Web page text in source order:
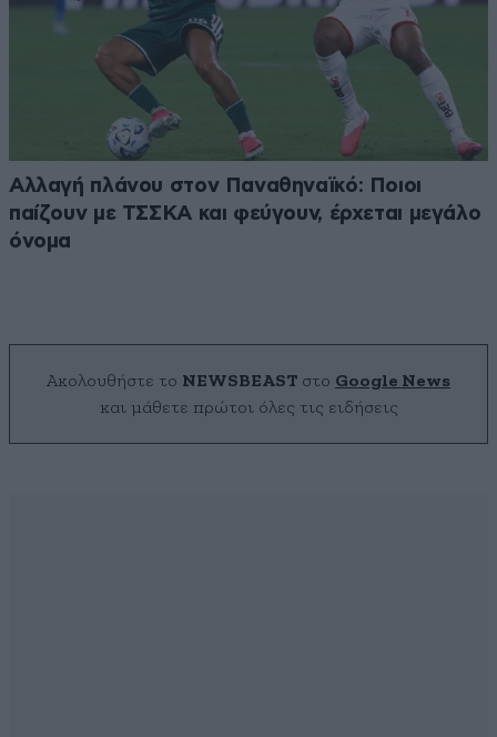
Αλλαγή πλάνου στον Παναθηναϊκό: Ποιοι
παίζουν με ΤΣΣΚΑ και φεύγουν, έρχεται μεγάλο
όνομα
Ακολουθήστε το NEWSBEAST στο Google News
και μάθετε πρώτοι όλες τις ειδήσεις